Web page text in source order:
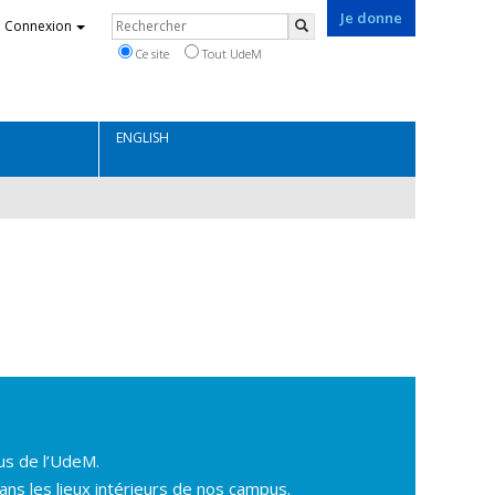
Je donne
Connexion Rechercher
Ce site Tout UdeM
ENGLISH
de l’UdeM.
les lieux intérieurs de nos campus.